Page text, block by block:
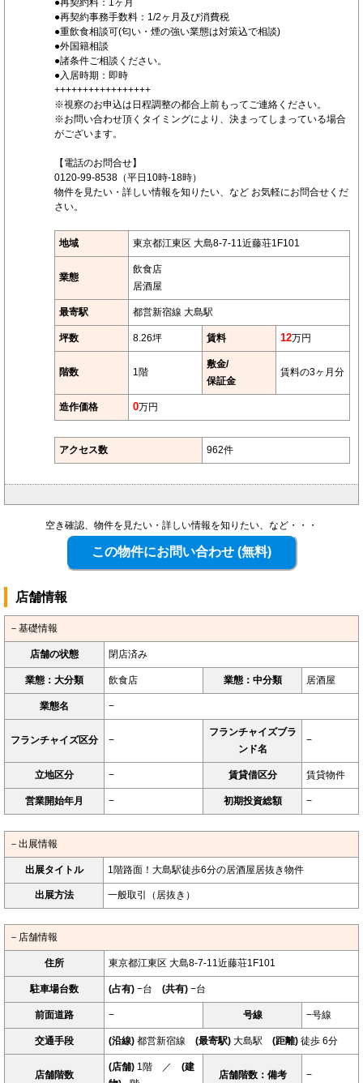
●再契約事務手数料：1/2ヶ月及び消費税
●重飲食相談可(匂い・煙の強い業態は対策込で相談)
●外国籍相談
●諸条件ご相談ください。
●入居時期：即時
+++++++++++++++++
※視察のお申込は日程調整の都合上前もってご連絡ください。
※お問い合わせ頂くタイミングにより、決まってしまっている場合
がございます。
【電話のお問合せ】
0120-99-8538（平日10時-18時）
物件を見たい・詳しい情報を知りたい、など お気軽にお問合せくだ
さい。
地域 東京都江東区 大島8-7-11近藤荘1F101
業態
飲食店
居酒屋
最寄駅 都営新宿線 大島駅
坪数 8.26坪 賃料 12万円
階数 1階
敷金/
保証金
賃料の3ヶ月分
造作価格 0万円
アクセス数 962件
空き確認、物件を見たい・詳しい情報を知りたい、など・・・
店舗情報
－基礎情報
店舗の状態 閉店済み
業態：大分類 飲食店 業態：中分類 居酒屋
業態名 −
フランチャイズ区分 −
フランチャイズブラ
ンド名
−
立地区分 − 賃貸借区分 賃貸物件
営業開始年月 − 初期投資総額 −
－出展情報
出展タイトル 1階路面！大島駅徒歩6分の居酒屋居抜き物件
出展方法 一般取引（居抜き）
－店舗情報
住所 東京都江東区 大島8-7-11近藤荘1F101
駐車場台数 (占有) −台 (共有) −台
前面道路 − 号線 −号線
交通手段 (沿線) 都営新宿線 (最寄駅) 大島駅 (距離) 徒歩 6分
店舗階数
(店舗) 1階 ／ (建
店舗階数：備考 −